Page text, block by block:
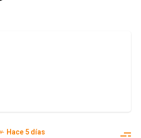
Hace 5 días